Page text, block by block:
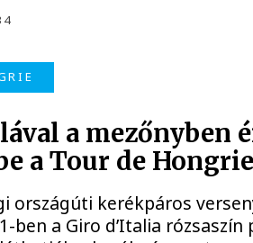
a mezőnyben
a Tour de
országúti kerékpáros
ben a Giro d’Italia